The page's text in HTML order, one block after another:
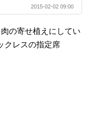
2015-02-02 09:00
の寄せ植えにしてい
クレスの指定席